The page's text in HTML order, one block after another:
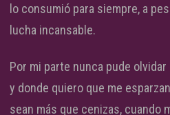
lo consumió para siempre, a
lucha incansable.
Por mi parte nunca pude
y donde quiero que me
sean más que cenizas, cuando